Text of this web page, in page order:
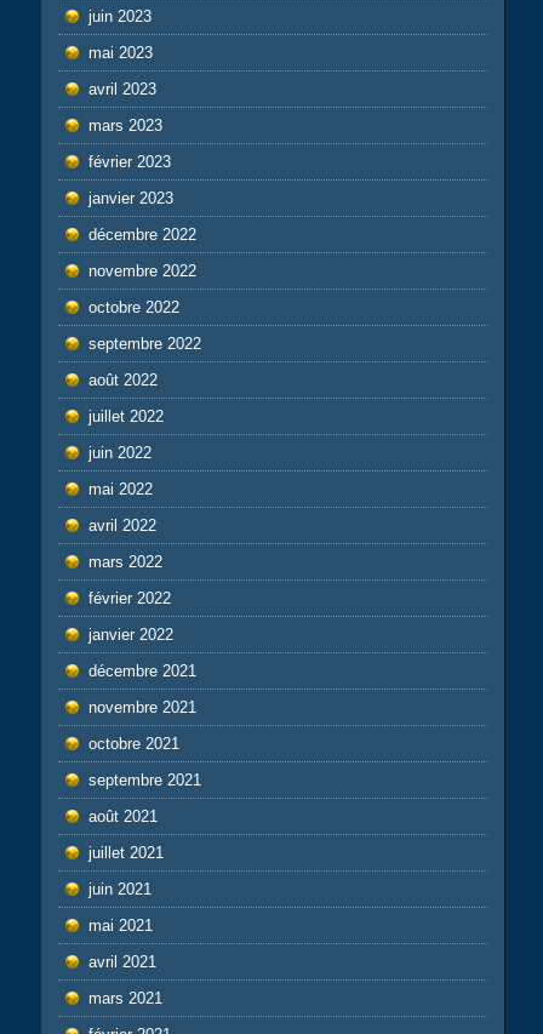
juin 2023
mai 2023
avril 2023
mars 2023
février 2023
janvier 2023
décembre 2022
novembre 2022
octobre 2022
septembre 2022
août 2022
juillet 2022
juin 2022
mai 2022
avril 2022
mars 2022
février 2022
janvier 2022
décembre 2021
novembre 2021
octobre 2021
septembre 2021
août 2021
juillet 2021
juin 2021
mai 2021
avril 2021
mars 2021